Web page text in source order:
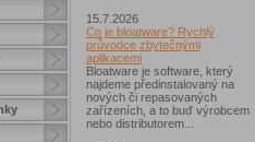
15.7.2026
Co je bloatware? Rychlý
průvodce zbytečnými
aplikacemi
Bloatware je software, který
najdeme předinstalovaný na
nových či repasovaných
zařízeních, a to buď výrobcem
nebo distributorem...